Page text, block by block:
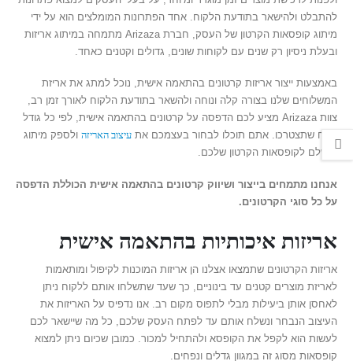
להתבלט ולהישאר בתודעת הלקוח. אחד הפתרונות המומלצים הוא על ידי
מיתוג קופסאות הקרטון של העסק, חברת Arizaza מתמחה במיתוג אריזות
ובעלת ניסיון רק שנים עם לקוחות שונים, גדולים וקטנים כאחד.
באמצעות ייצור אריזות קרטונים בהתאמה אישית, נוכל למתג את אריזת
המשלוחים שלנו בצורה קלה ונוחה ולהשאר בתודעת הלקוח לאורך זמן רב,
צוות Arizaza מציע לכם הדפסה על קרטונים בהתאמה אישית, לפי כל גודל
ונפח שתצטרכו. אתם תוכלו לבחור בעצמכם את עיצוב האריזה ולספק מיתוג
מושלם לקופסאות הקרטון שלכם.
אנחנו מתמחים בייצור ושיווק קרטונים בהתאמה אישית הכוללת הדפסה
על כל סוגי הקרטונים.
אריזות איכותיות בהתאמה אישית
אריזות הקרטונים שתמצאו אצלנו הן אריזות המוכנות לקיפול ומותאמות
לאריזת מוצרים קטנים עד בינוניים, כך שעד שתשלחו אותם ללקוח ניתן
לאחסן אותן ביעילות מבלי לתפוס מקום רב. אנו נדפיס על האריזות את
העיצוב הנבחר ונשלח אותם עד לפתח העסק שלכם, כל מה שיישאר לכם
לעשות הוא לקפל את הקופסא ולהתחיל למכור. כמובן שכיום ניתן למצוא
קופסאות מסוג זה במגוון גדלים ונפחים.